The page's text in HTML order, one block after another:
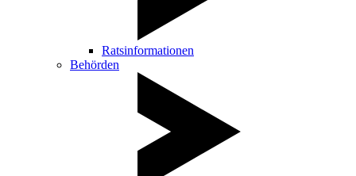
Ratsinformationen
Behörden